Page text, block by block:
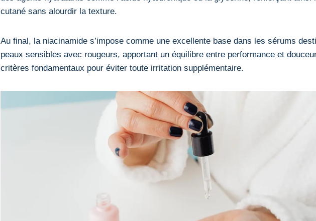
cutané sans alourdir la texture.
Au final, la niacinamide s’impose comme une excellente base dans les sérums
peaux sensibles avec rougeurs, apportant un équilibre entre performance et
critères fondamentaux pour éviter toute irritation supplémentaire.